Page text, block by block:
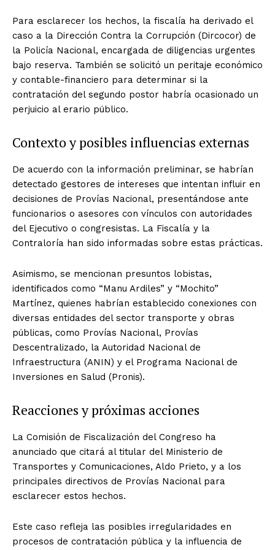
Para esclarecer los hechos, la fiscalía ha derivado el
caso a la Dirección Contra la Corrupción (Dircocor) de
la Policía Nacional, encargada de diligencias urgentes
bajo reserva. También se solicitó un peritaje económico
y contable-financiero para determinar si la
contratación del segundo postor habría ocasionado un
perjuicio al erario público.
Contexto y posibles influencias externas
De acuerdo con la información preliminar, se habrían
detectado gestores de intereses que intentan influir en
decisiones de Provías Nacional, presentándose ante
funcionarios o asesores con vínculos con autoridades
del Ejecutivo o congresistas. La Fiscalía y la
Contraloría han sido informadas sobre estas prácticas.
Asimismo, se mencionan presuntos lobistas,
identificados como “Manu Ardiles” y “Mochito”
Martínez, quienes habrían establecido conexiones con
diversas entidades del sector transporte y obras
públicas, como Provías Nacional, Provías
Descentralizado, la Autoridad Nacional de
Infraestructura (ANIN) y el Programa Nacional de
Inversiones en Salud (Pronis).
Reacciones y próximas acciones
La Comisión de Fiscalización del Congreso ha
anunciado que citará al titular del Ministerio de
Transportes y Comunicaciones, Aldo Prieto, y a los
principales directivos de Provías Nacional para
esclarecer estos hechos.
Este caso refleja las posibles irregularidades en
procesos de contratación pública y la influencia de